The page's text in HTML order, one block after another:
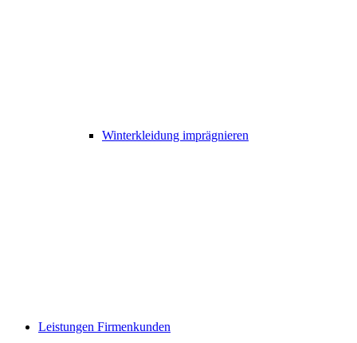
Winterkleidung imprägnieren
Leistungen Firmenkunden